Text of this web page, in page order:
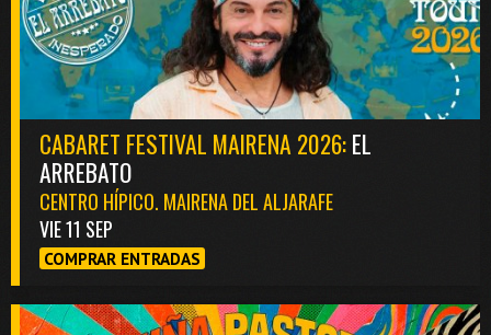
CABARET FESTIVAL MAIRENA 2026:EL
ARREBATO
CENTRO HÍPICO. MAIRENA DEL ALJARAFE
VIE 11 SEP
COMPRAR ENTRADAS